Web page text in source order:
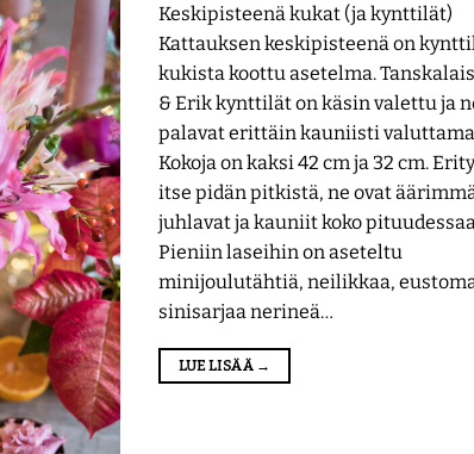
Keskipisteenä kukat (ja kynttilät)
Kattauksen keskipisteenä on
kukista koottu asetelma.
& Erik kynttilät on käsin valettu ja
palavat erittäin kauniisti
Kokoja on kaksi 42 cm ja 32 cm.
itse pidän pitkistä, ne ovat
juhlavat ja kauniit koko
Pieniin laseihin on aseteltu
minijoulutähtiä, neilikkaa,
sinisarjaa nerineä…
LUE LISÄÄ →